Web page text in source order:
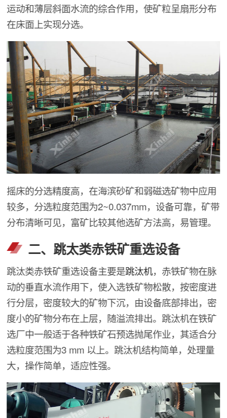
运动和薄层斜面水流的综合作用，使矿粒呈扇形分布
在床面上实现分选。
摇床的分选精度高，在海滨砂矿和弱磁选矿物中应用
较多，分选粒度范围为2~0.037mm，设备可靠，矿带
分布清晰可见，富矿比较其他选矿方法高，易管理。
二、跳太类赤铁矿重选设备
跳汰类赤铁矿重选设备主要是跳汰机，赤铁矿物在脉
动的垂直水流作用下，使入选铁矿物松散，按密度进
行分层，密度较大的矿物下沉，由设备底部排出，密
度小的矿物分布在上层，随溢流排出。跳汰机在铁矿
选厂中一般适于各种铁矿石预选抛尾作业，其适合分
选粒度范围为3 mm 以上。跳汰机结构简单，处理量
大，操作简单，适应性强。